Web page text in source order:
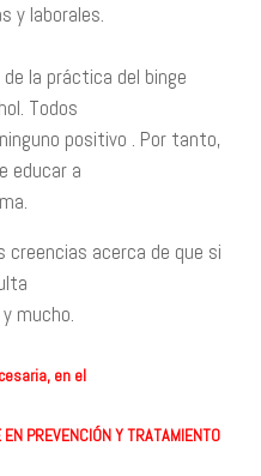
y laborales.
la práctica del binge
Todos
positivo . Por tanto,
educar a
acerca de que si
mucho.
en el
PREVENCIÓN Y TRATAMIENTO